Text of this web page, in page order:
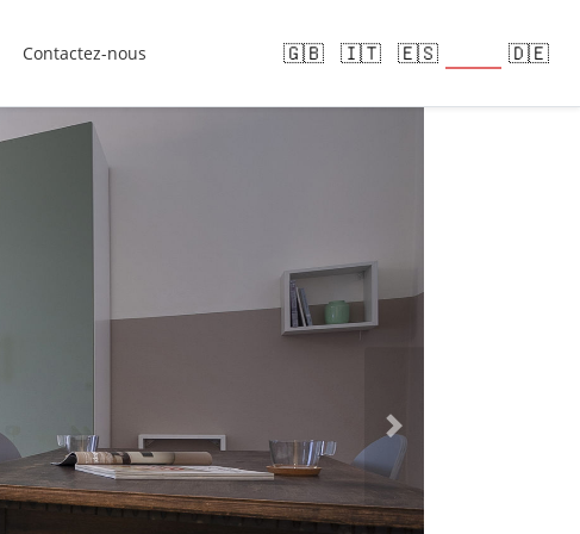
Contactez-nous 🇬🇧 🇮🇹 🇪🇸 🇩🇪